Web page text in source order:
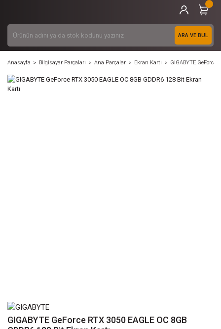
ARA VE BUL
Anasayfa Bilgisayar Parçaları Ana Parçalar Ekran Kartı GIGABYTE GeForce
GIGABYTE GeForce RTX 3050 EAGLE OC 8GB